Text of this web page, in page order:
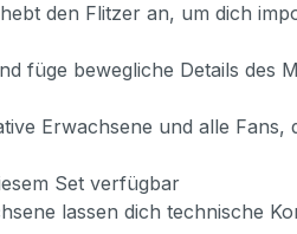
den Flitzer an, um dich
füge bewegliche Details des
Erwachsene und alle Fans,
Set verfügbar
lassen dich technische